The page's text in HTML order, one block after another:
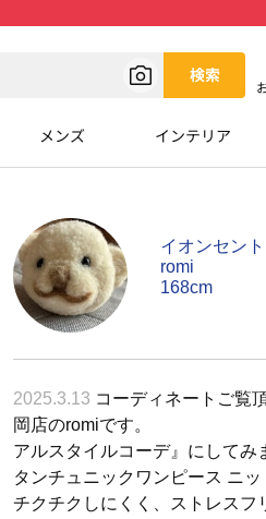
検索
メンズ インテリア
イオンセン
romi
168cm
2025.3.13 コーディネートご覧
岡店のromiです
アルスタイルコーデ』にしてみ
タンチュニックワンピース ニ
チクチクしにくく、ストレスフ